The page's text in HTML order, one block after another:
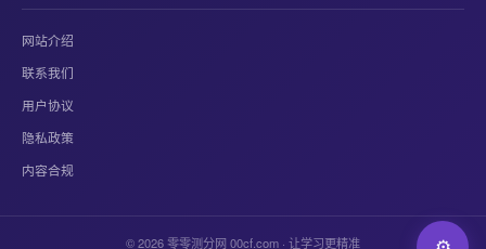
网站介绍
联系我们
用户协议
隐私政策
内容合规
© 2026 零零测分网 00cf.com · 让学习更精准